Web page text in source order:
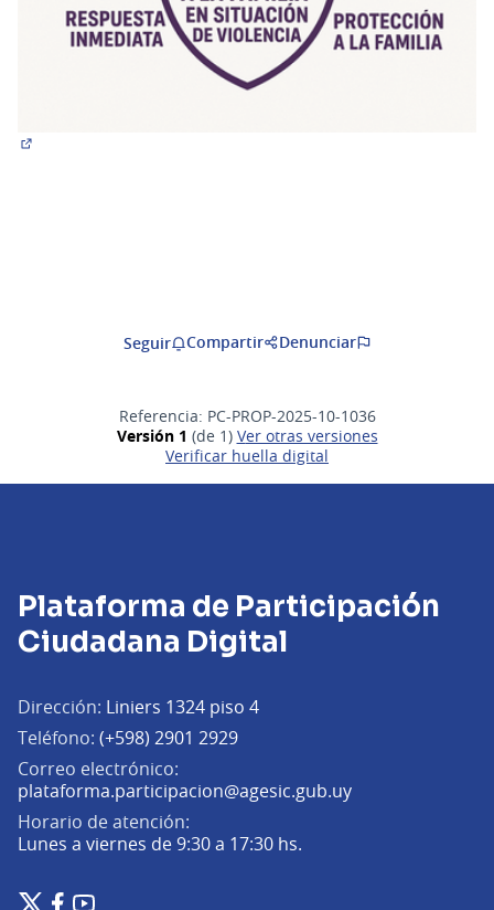
Seguir Compartir Denunciar
Referencia: PC-PROP-2025-10-1036
Versión 1 (de 1)
ver otras versiones
Verificar huella digital
Plataforma de Participación
Ciudadana Digital
Dirección: Liniers 1324 piso 4
Teléfono: (+598) 2901 2929
Correo electrónico:
plataforma.participacion@agesic.gub.uy(Abrir en una
Horario de atención:
Lunes a viernes de 9:30 a 17:30 hs.
Plataforma de Participación Ciudadana Digital en X
Plataforma de Participación Ciudadana Digital en Facebook
Plataforma de Participación Ciudadana Digital en